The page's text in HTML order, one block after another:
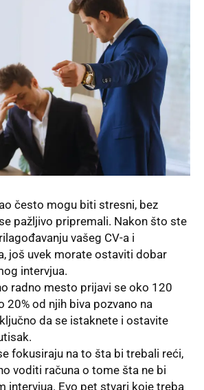
često mogu biti stresni, bez
pažljivo pripremali. Nakon što ste
vašeg CV-a i
još uvek morate ostaviti dobar
intervjua.
radno mesto prijavi se oko 120
20% od njih biva pozvano na
da se istaknete i ostavite
fokusiraju na to šta bi trebali reći,
voditi računa o tome šta ne bi
intervjua. Evo pet stvari koje treba